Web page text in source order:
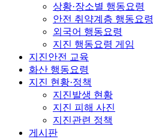
상황·장소별 행동요령
안전 취약계층 행동요령
외국어 행동요령
지진 행동요령 게임
지진안전 교육
화산 행동요령
지진 현황·정책
지진발생 현황
지진 피해 사진
지진관련 정책
게시판